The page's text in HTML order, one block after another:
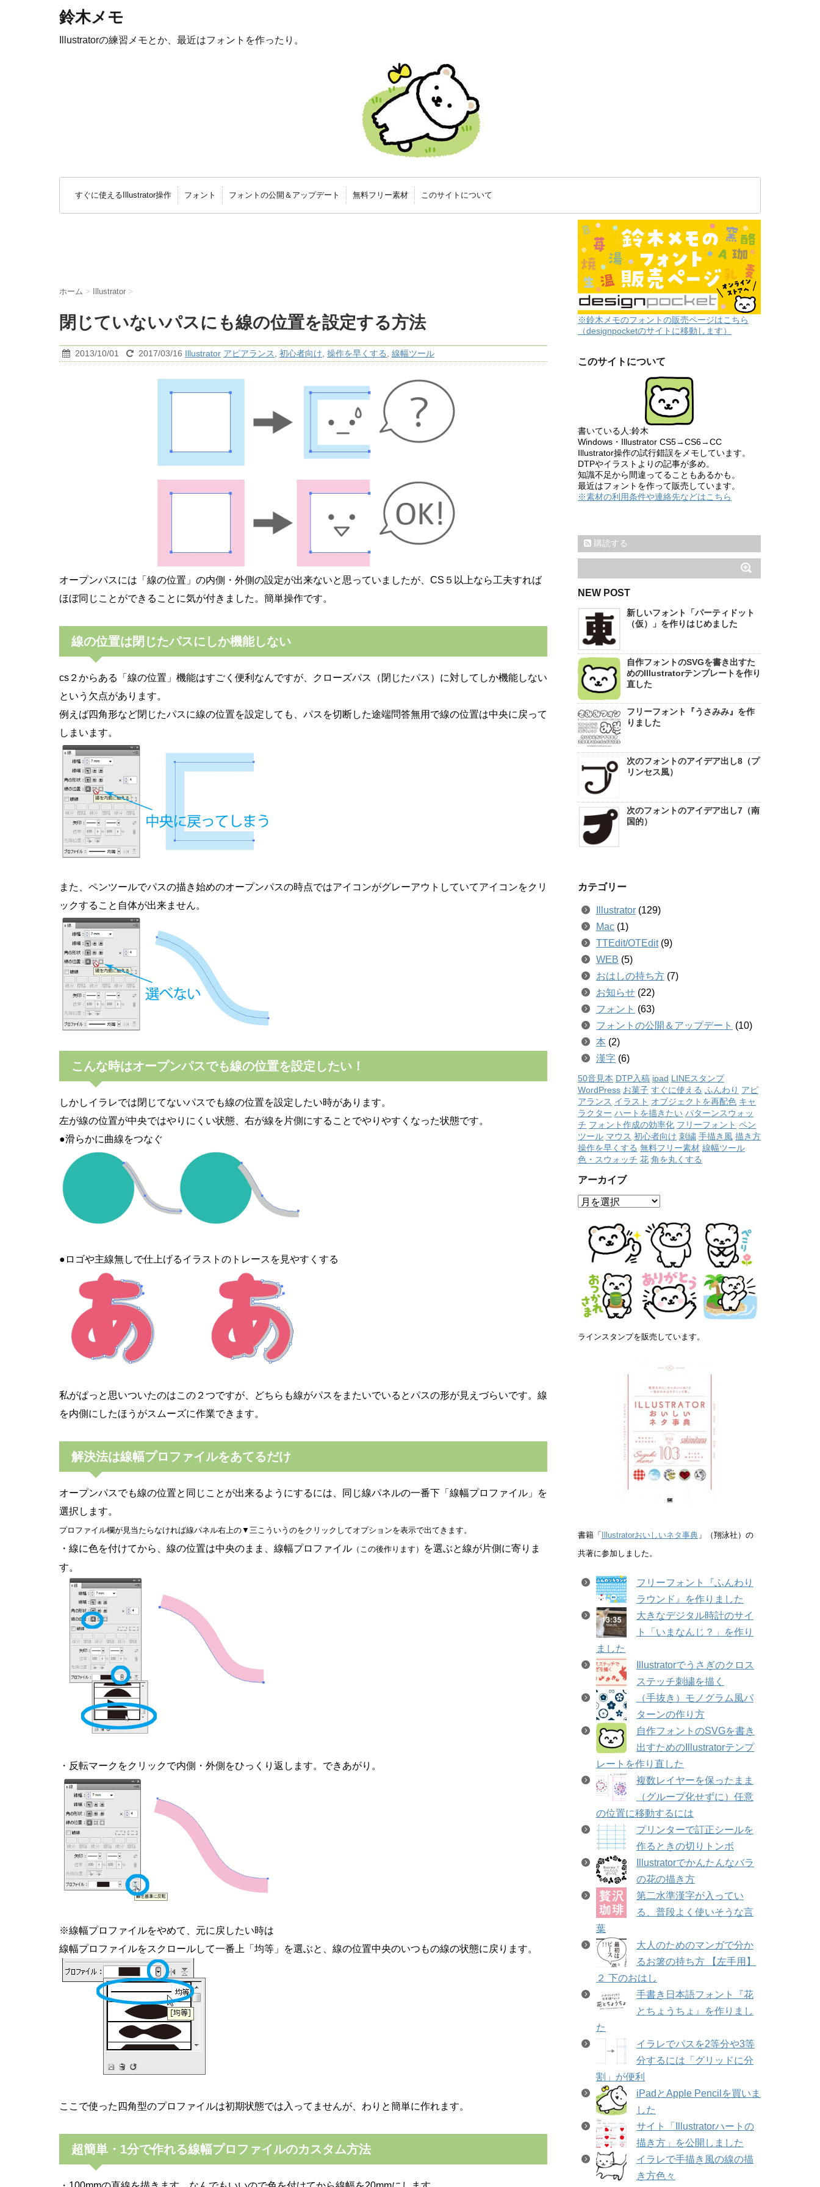
鈴木メモ
Illustratorの練習メモとか、最近はフォントを作ったり。
すぐに使えるIllustrator操作 フォント フォントの公開＆アップデート 無料フリー素材 このサイトについて
ホーム > Illustrator >
閉じていないパスにも線の位置を設定する方法
2013/10/01 2017/03/16 Illustrator アピアランス 初心者向け 操作を早くする 線幅ツール
オープンパスには「線の位置」の内側・外側の設定が出来ないと思っていましたが、CS５以上なら工夫すれば
ほぼ同じことができることに気が付きました。簡単操作です。
線の位置は閉じたパスにしか機能しない
cs２からある「線の位置」機能はすごく便利なんですが、クローズパス（閉じたパス）に対してしか機能しない
という欠点があります。
例えば四角形など閉じたパスに線の位置を設定しても、パスを切断した途端問答無用で線の位置は中央に戻って
しまいます。
また、ペンツールでパスの描き始めのオープンパスの時点ではアイコンがグレーアウトしていてアイコンをクリ
ックすること自体が出来ません。
こんな時はオープンパスでも線の位置を設定したい！
しかしイラレでは閉じてないパスでも線の位置を設定したい時があります。
左が線の位置が中央ではやりにくい状態、右が線を片側にすることでやりやすくなった状態です。
●滑らかに曲線をつなぐ
●ロゴや主線無しで仕上げるイラストのトレースを見やすくする
私がぱっと思いついたのはこの２つですが、どちらも線がパスをまたいでいるとパスの形が見えづらいです。線
を内側にしたほうがスムーズに作業できます。
解決法は線幅プロファイルをあてるだけ
オープンパスでも線の位置と同じことが出来るようにするには、同じ線パネルの一番下「線幅プロファイル」を
選択します。
プロファイル欄が見当たらなければ線パネル右上の▼三こういうのをクリックしてオプションを表示で出てきます。
・線に色を付けてから、線の位置は中央のまま、線幅プロファイル （この後作ります）
を選ぶと線が片側に寄りま
す。
・反転マークをクリックで内側・外側をひっくり返します。できあがり。
※線幅プロファイルをやめて、元に戻したい時は
線幅プロファイルをスクロールして一番上「均等」を選ぶと、線の位置中央のいつもの線の状態に戻ります。
ここで使った四角型のプロファイルは初期状態では入ってませんが、わりと簡単に作れます。
超簡単・1分で作れる線幅プロファイルのカスタム方法
※鈴木メモのフォントの販売ページはこちら
（designpocketのサイトに移動します）
このサイトについて
書いている人:鈴木
Windows・Illustrator CS5→CS6→CC
Illustrator操作の試行錯誤をメモしています。
DTPやイラストよりの記事が多め。
知識不足から間違ってることもあるかも。
最近はフォントを作って販売しています。
※素材の利用条件や連絡先などはこちら
購読する
NEW POST
新しいフォント「パーティドット
（仮）」を作りはじめました
自作フォントのSVGを書き出すた
めのIllustratorテンプレートを作り
直した
フリーフォント『うさみみ』を作
りました
次のフォントのアイデア出し8（プ
リンセス風）
次のフォントのアイデア出し7（南
国的）
カテゴリー
Illustrator (129)
Mac (1)
TTEdit/OTEdit(9)
WEB (5)
おはしの持ち方 (7)
お知らせ (22)
フォント (63)
フォントの公開＆アップデート (10)
本 (2)
漢字 (6)
50音見本 DTP入稿 ipad
LINEスタンプ
WordPress お菓子 すぐに使える ふんわり アピ
アランス イラスト オブジェクトを再配色 キャ
ラクター ハートを描きたい パターンスウォッ
チ フォント作成の効率化 フリーフォント ペン
ツール マウス 初心者向け 刺繍 手描き風 描き方
操作を早くする 無料フリー素材 線幅ツール
色・スウォッチ 花 角を丸くする
アーカイブ
ア
ラインスタンプを販売しています。
書籍「 Illustratorおいしいネタ事典 」（翔泳社）の
共著に参加しました。
フリーフォント『ふんわり
ラウンド』を作りました
大きなデジタル時計のサイ
ト「いまなんじ？」を作り
ました
Illustratorでうさぎのクロス
ステッチ刺繍を描く
（手抜き）モノグラム風パ
ターンの作り方
自作フォントのSVGを書き
出すためのIllustratorテンプ
レートを作り直した
複数レイヤーを保ったまま
（グループ化せずに）任意
の位置に移動するには
プリンターで訂正シールを
作るときの切りトンボ
Illustratorでかんたんなバラ
の花の描き方
第二水準漢字が入ってい
る、普段よく使いそうな言
葉
大人のためのマンガで分か
るお箸の持ち方 【左手用】
２ 下のおはし
手書き日本語フォント『花
とちょうちょ』を作りまし
た
イラレでパスを2等分や3等
分するには「グリッドに分
割」が便利
iPadとApple Pencilを買いま
した
サイト「Illustratorハートの
描き方」を公開しました
イラレで手描き風の線の描
き方色々